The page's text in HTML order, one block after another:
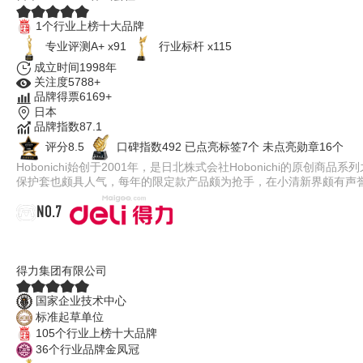
1个行业上榜十大品牌
专业评测A+ x91
行业标杆 x115
成立时间1998年
关注度5788+
品牌得票6169+
日本
品牌指数87.1
评分8.5
口碑指数492 已点亮标签7个 未点亮勋章16个
Hobonichi始创于2001年，是日北株式会社Hobonichi的原创商品系
保护套也颇具人气，每年的限定款产品颇为抢手，在小清新界颇有
NO.7
得力集团有限公司
国家企业技术中心
标准起草单位
105个行业上榜十大品牌
36个行业品牌金凤冠